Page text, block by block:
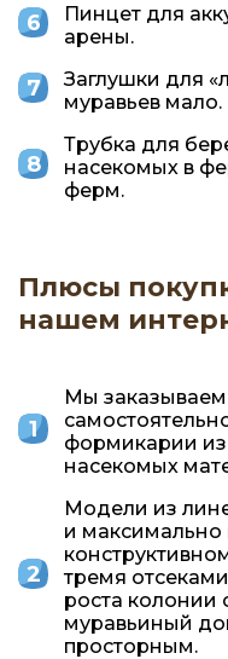
Пинцет для
арены.
Заглушки для
муравьев мало.
Трубка для
насекомых в
ферм.
Плюсы
нашем
Мы
формикарии из
насекомых
Модели из
и
тремя
роста колонии
муравьиный
просторным.